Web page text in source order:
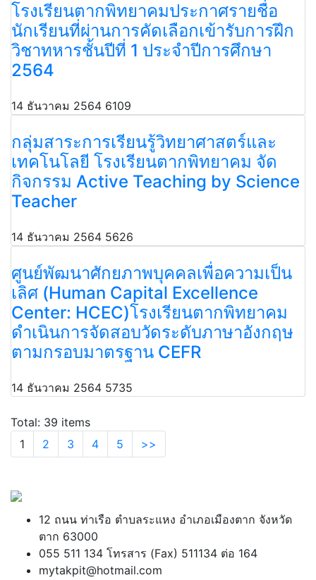
โรงเรียนตากพิทยาคมประกาศรายชื่อ
นักเรียนที่ผ่านการคัดเลือกเข้ารับการฝึก
วิชาทหารชั้นปีที่ 1 ประจำปีการศึกษา
2564
14 ธันวาคม 2564 6109
กลุ่มสาระการเรียนรู้วิทยาศาสตร์และ
เทคโนโลยี โรงเรียนตากพิทยาคม จัด
กิจกรรม Active Teaching by Science
Teacher
14 ธันวาคม 2564 5626
ศูนย์พัฒนาศักยภาพบุคคลเพื่อความเป็น
เลิศ (Human Capital Excellence
Center: HCEC)โรงเรียนตากพิทยาคม
ดำเนินการจัดสอบวัดระดับภาษาอังกฤษ
ตามกรอบมาตรฐาน CEFR
14 ธันวาคม 2564 5735
Total: 39 items
1
2 3 4 5 >>
12 ถนน ท่าเรือ ตำบลระแหง อำเภอเมืองตาก จังหวัด
ตาก 63000
055 511 134 โทรสาร (Fax) 511134 ต่อ 164
mytakpit@hotmail.com